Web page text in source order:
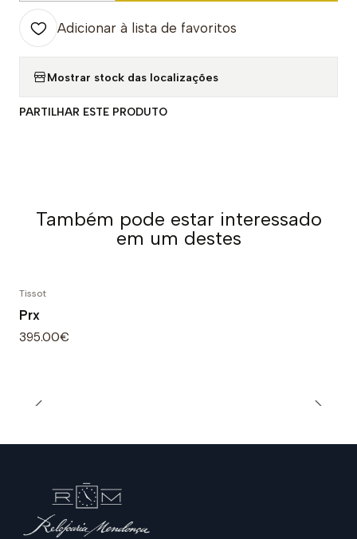
Adicionar à lista de favoritos
Mostrar stock das localizações
PARTILHAR ESTE PRODUTO
Também pode estar interessado
em um destes
Tissot
Prx
395.00€